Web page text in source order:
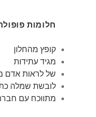
חלומות
קופץ מהחלון
מגיד עתידות
של לראות אדם
לובשת שמלה
מתווכח עם